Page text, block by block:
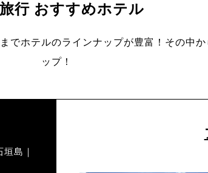
行 おすすめホテル
ホテルのラインナップが豊富！その中
ップ！
垣島｜